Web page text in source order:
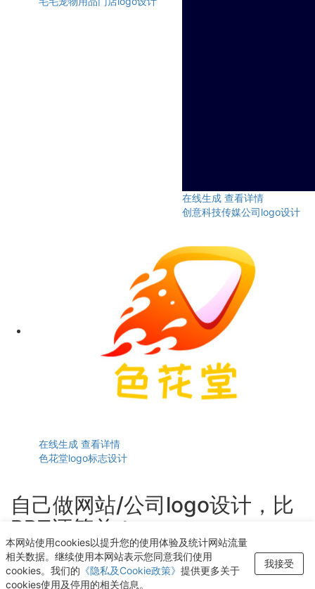
在线生成 查看详情
创意科技传媒公司logo设计
在线生成 查看详情
色花堂logo标志设计
自己做网站/公司logo设计，比
PPT还简单！
轻点几下即可获得个性化logo设计
开始生成LOGO
本网站使用cookies以提升您的使用体验及统计网站流量
相关数据。继续使用本网站表示您同意我们使用
cookies。我们的 《隐私及Cookie政策》 提供更多关于
cookies使用及停用的相关信息。
我接受